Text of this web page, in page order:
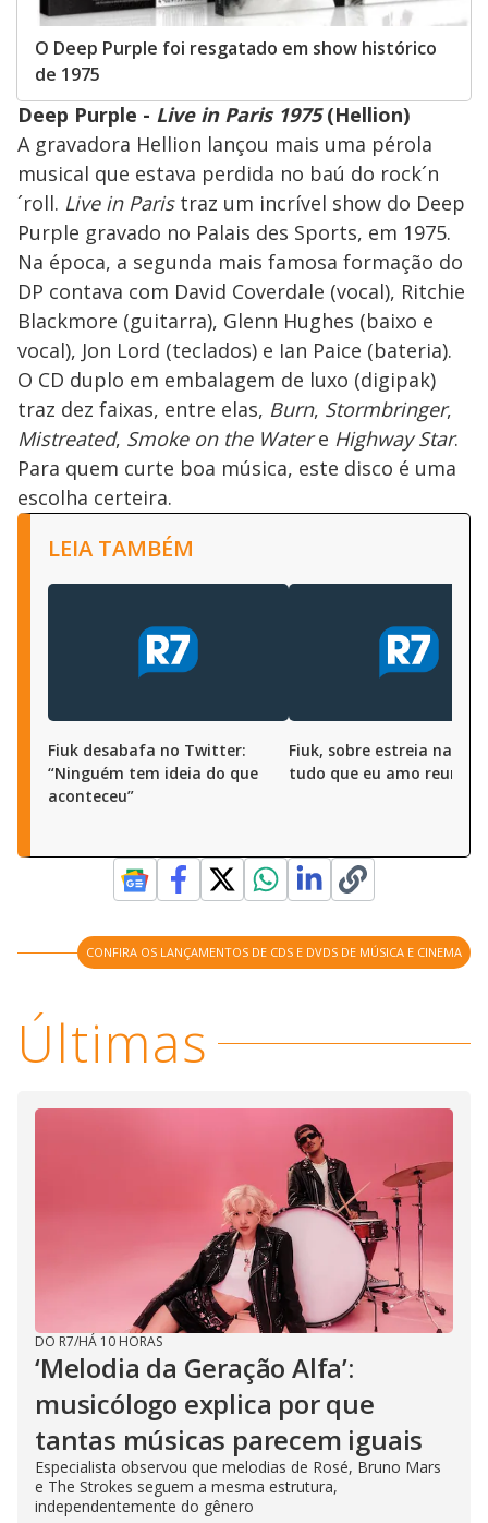
O Deep Purple foi resgatado em show histórico
de 1975
Deep Purple - Live in Paris 1975(Hellion)
A gravadora Hellion lançou mais uma pérola
musical que estava perdida no baú do rock´n
´roll. Live in Paris traz um incrível show do Deep
Purple gravado no Palais des Sports, em 1975.
Na época, a segunda mais famosa formação do
DP contava com David Coverdale (vocal), Ritchie
Blackmore (guitarra), Glenn Hughes (baixo e
vocal), Jon Lord (teclados) e Ian Paice (bateria).
O CD duplo em embalagem de luxo (digipak)
traz dez faixas, entre elas, Burn, Stormbringer,
Mistreated, Smoke on the Watere Highway Star.
Para quem curte boa música, este disco é uma
escolha certeira.
LEIA TAMBÉM
Fiuk desabafa no Twitter:
“Ninguém tem ideia do que
aconteceu”
Fiuk, sobre estreia na
tudo que eu amo
CONFIRA OS LANÇAMENTOS DE CDS E DVDS DE MÚSICA E CINEMA
Últimas
DO R7/HÁ 10 HORAS
‘Melodia da Geração Alfa’:
musicólogo explica por que
tantas músicas parecem iguais
Especialista observou que melodias de Rosé, Bruno Mars
e The Strokes seguem a mesma estrutura,
independentemente do gênero